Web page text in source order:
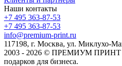
Наши контакты
+7 495 363-87-53
+7 495 363-87-53
info@premium-print.ru
117198, г. Москва, ул. Миклухо-
2003 - 2026 © ПРЕМИУМ ПРИНТ -
подарков для бизнеса.